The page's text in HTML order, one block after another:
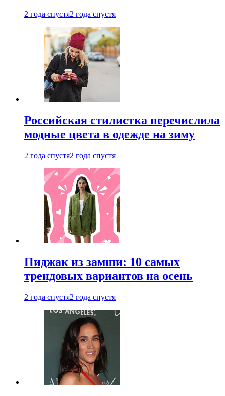
2 года спустя2 года спустя
Российская стилистка перечислила
модные цвета в одежде на зиму
2 года спустя2 года спустя
Пиджак из замши: 10 самых
трендовых вариантов на осень
2 года спустя2 года спустя